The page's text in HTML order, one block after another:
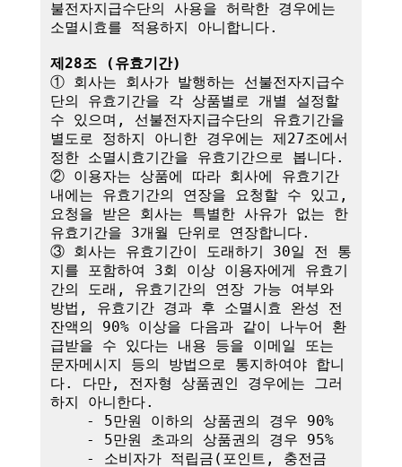
불전자지급수단의 사용을 허락한 경우에는
소멸시효를 적용하지 아니합니다.
제28조 (유효기간)
① 회사는 회사가 발행하는 선불전자지급수
단의 유효기간을 각 상품별로 개별 설정할
수 있으며, 선불전자지급수단의 유효기간을
별도로 정하지 아니한 경우에는 제27조에서
정한 소멸시효기간을 유효기간으로 봅니다.
② 이용자는 상품에 따라 회사에 유효기간
내에는 유효기간의 연장을 요청할 수 있고,
요청을 받은 회사는 특별한 사유가 없는 한
유효기간을 3개월 단위로 연장합니다.
③ 회사는 유효기간이 도래하기 30일 전 통
지를 포함하여 3회 이상 이용자에게 유효기
간의 도래, 유효기간의 연장 가능 여부와
방법, 유효기간 경과 후 소멸시효 완성 전
잔액의 90% 이상을 다음과 같이 나누어 환
급받을 수 있다는 내용 등을 이메일 또는
문자메시지 등의 방법으로 통지하여야 합니
다. 다만, 전자형 상품권인 경우에는 그러
하지 아니한다.